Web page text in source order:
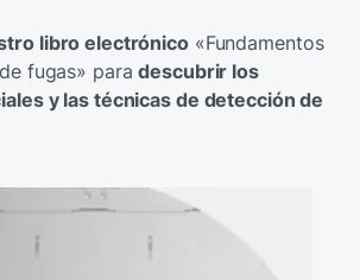
libro electrónico«Fundamentos
fugas» paradescubrir los
y las técnicas de detección de